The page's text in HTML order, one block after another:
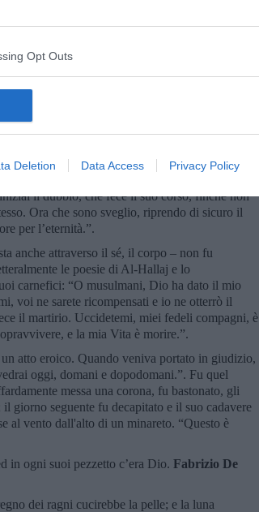
Opt Outs
Deletion Data Access Privacy Policy
si può, ad esempio, leggere sulla porta di un
egizio, intagliato sulla porta di un sacro
della mia anima: Io sono quello a cui
che ho cercato. Sono la stessa vetta della
stesso libro. Sono infatti l’unico che produce
è me, non vi sono due, la creazione è me
da me stesso e lo do a me stesso, l’unico,
non vedo altro che i miei desideri, che
soggetto, il governante ed il trono. Tre in uno è
mio stesso fiume, allorché sognavo durante un
il dubbio, che fece il suo corso, finché non
Ora che sono sveglio, riprendo di sicuro il
per l’eternità.”.
anche attraverso il sé, il corpo – non fu
le poesie di Al-Hallaj e lo
carnefici: “O musulmani, Dio ha dato il mio
voi ne sarete ricompensati e io ne otterrò il
il martirio. Uccidetemi, miei fedeli compagni, è
e la mia Vita è morire.”.
un atto eroico. Quando veniva portato in giudizio,
oggi, domani e dopodomani.”. Fu quel
messa una corona, fu bastonato, gli
giorno seguente fu decapitato e il suo cadavere
al vento dall'alto di un minareto. “Questo è
in ogni suoi pezzetto c’era Dio. Fabrizio De
dei ragni cucirebbe la pelle; e la luna